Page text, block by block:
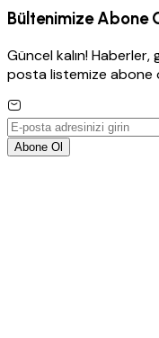
Bültenimize Abone
Güncel kalın!
posta listemize abone
Abone Ol